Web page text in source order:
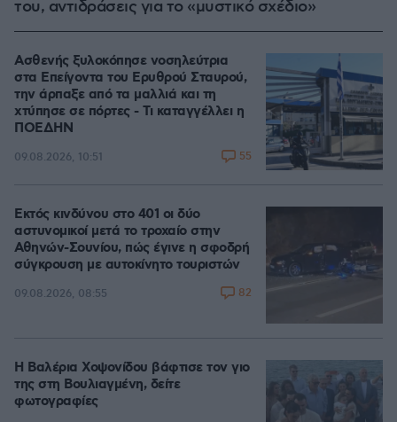
του, αντιδράσεις για το «μυστικό σχέδιο»
Ασθενής ξυλοκόπησε νοσηλεύτρια
στα Επείγοντα του Ερυθρού Σταυρού,
την άρπαξε από τα μαλλιά και τη
χτύπησε σε πόρτες - Τι καταγγέλλει η
ΠΟΕΔΗΝ
09.08.2026, 10:51 55
Εκτός κινδύνου στο 401 οι δύο
αστυνομικοί μετά το τροχαίο στην
Αθηνών-Σουνίου, πώς έγινε η σφοδρή
σύγκρουση με αυτοκίνητο τουριστών
09.08.2026, 08:55 82
Η Βαλέρια Χοψονίδου βάφτισε τον γιο
της στη Βουλιαγμένη, δείτε
φωτογραφίες